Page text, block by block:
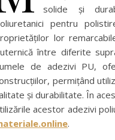
solide și
pentru
lor
între diferite
de adezivi PU,
permițând
și durabilitate. În
acestor adezivi
.